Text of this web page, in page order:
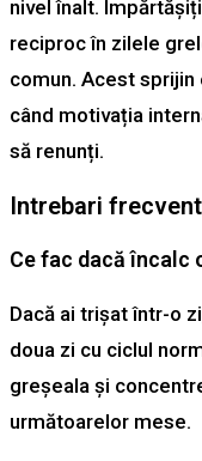
nivel înalt.
reciproc în zilele
comun. Acest
când motivația
să renunți.
Intrebari
Ce fac dacă încalc
Dacă ai trișat într-o
doua zi cu ciclul
greșeala și
următoarelor mese.